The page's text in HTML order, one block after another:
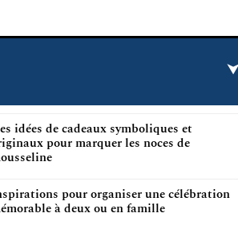
idées de cadeaux symboliques et
pour marquer les noces de
pour organiser une célébration
à deux ou en famille